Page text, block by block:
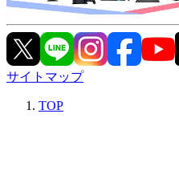
サイトマップ
TOP